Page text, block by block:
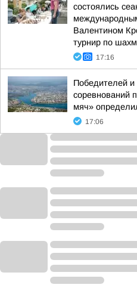
состоялись
Валентином
турнир по
17:16
Победителей и
соревнований
мяч»
17:06